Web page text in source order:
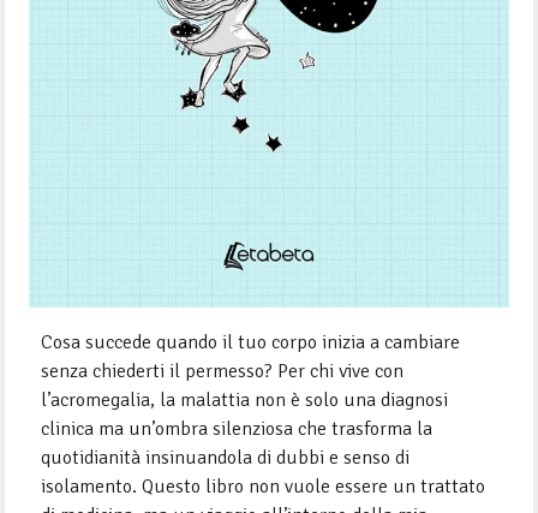
Cosa succede quando il tuo corpo inizia a cambiare
senza chiederti il permesso? Per chi vive con
l’acromegalia, la malattia non è solo una diagnosi
clinica ma un’ombra silenziosa che trasforma la
quotidianità insinuandola di dubbi e senso di
isolamento. Questo libro non vuole essere un trattato